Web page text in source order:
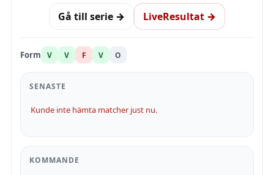
Gå till serie → LiveResultat →
Form V V F V O
SENASTE
Kunde inte hämta matcher just nu.
KOMMANDE